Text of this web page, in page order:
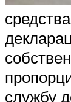
службу